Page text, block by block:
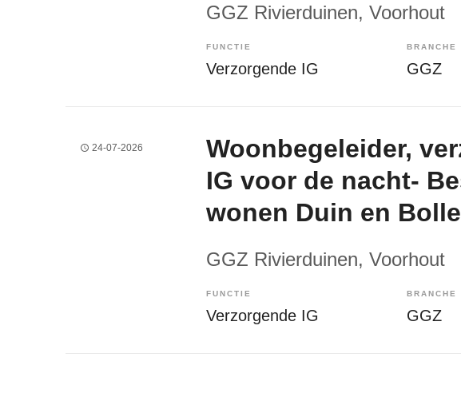
GGZ Rivierduinen, Voorhout
FUNCTIE
Verzorgende IG
BRANCHE
GGZ
24-07-2026
Woonbegeleider,
IG voor de nacht-
wonen Duin en
GGZ Rivierduinen, Voorhout
FUNCTIE
Verzorgende IG
BRANCHE
GGZ